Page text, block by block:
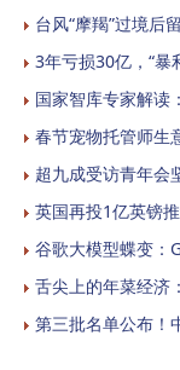
台风“摩羯”过境后
3年亏损30亿，“暴
国家智库专家解读
春节宠物托管师生
超九成受访青年会
英国再投1亿英镑
谷歌大模型蝶变
舌尖上的年菜经济
第三批名单公布！